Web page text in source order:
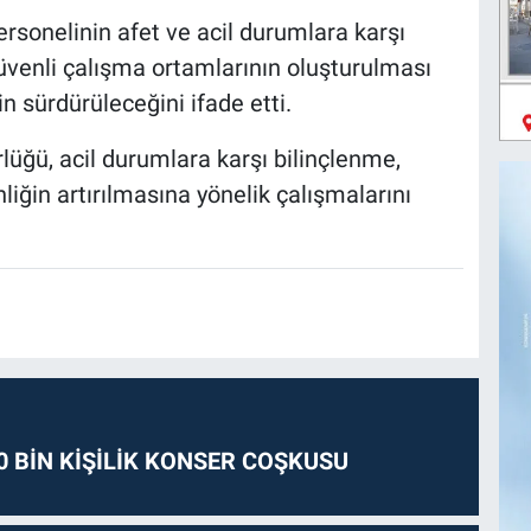
afet ve acil durumlara karşı
çalışma ortamlarının oluşturulması
sürdürüleceğini ifade etti.
acil durumlara karşı bilinçlenme,
artırılmasına yönelik çalışmalarını
BİN KİŞİLİK KONSER COŞKUSU